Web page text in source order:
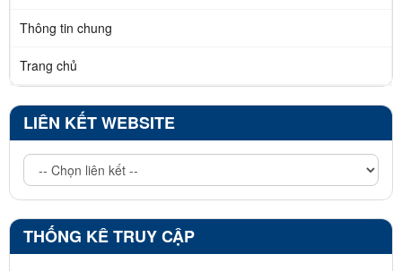
Thông tin chung
Trang chủ
LIÊN KẾT WEBSITE
THỐNG KÊ TRUY CẬP